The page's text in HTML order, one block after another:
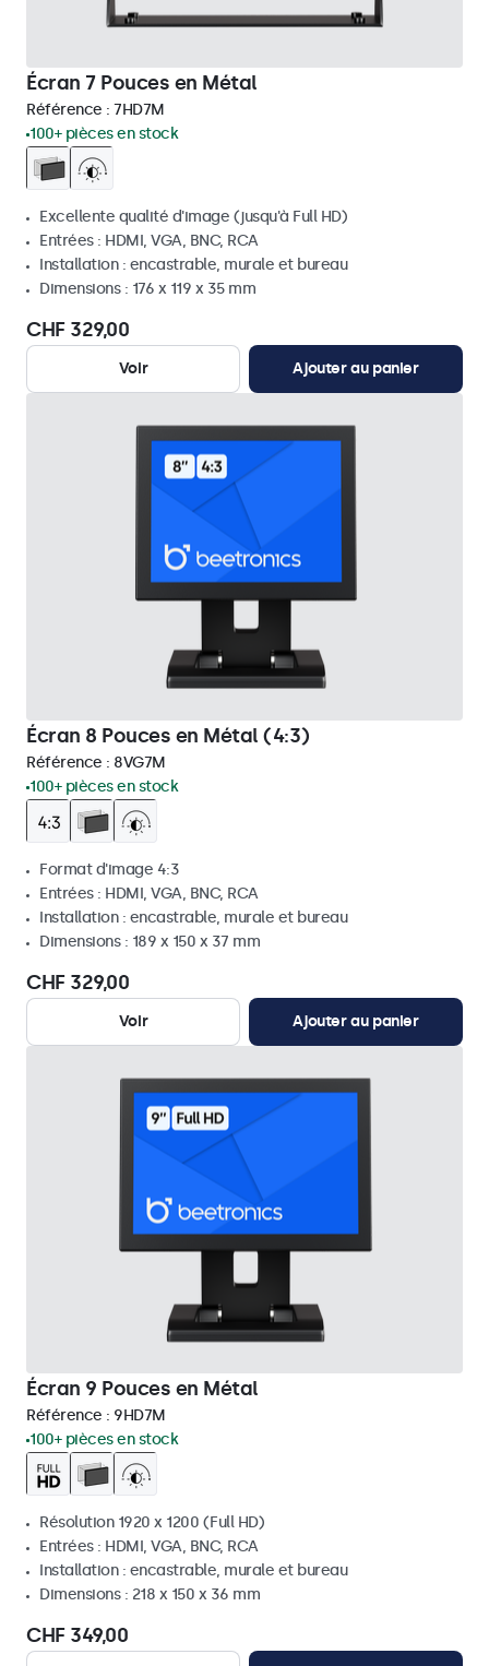
Écran 7 Pouces en Métal
Référence : 7HD7M
100+ pièces en stock
Excellente qualité d'image (jusqu'à Full HD)
Entrées : HDMI, VGA, BNC, RCA
Installation : encastrable, murale et bureau
Dimensions : 176 x 119 x 35 mm
CHF 329,00
Voir Ajouter au panier
Écran 8 Pouces en Métal (4:3)
Référence : 8VG7M
100+ pièces en stock
Format d'image 4:3
Entrées : HDMI, VGA, BNC, RCA
Installation : encastrable, murale et bureau
Dimensions : 189 x 150 x 37 mm
CHF 329,00
Voir Ajouter au panier
Écran 9 Pouces en Métal
Référence : 9HD7M
100+ pièces en stock
Résolution 1920 x 1200 (Full HD)
Entrées : HDMI, VGA, BNC, RCA
Installation : encastrable, murale et bureau
Dimensions : 218 x 150 x 36 mm
CHF 349,00